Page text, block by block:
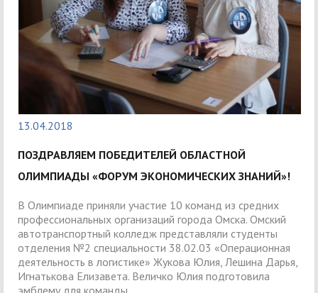
13.04.2018
ПОЗДРАВЛЯЕМ ПОБЕДИТЕЛЕЙ ОБЛАСТНОЙ
ОЛИМПИАДЫ «ФОРУМ ЭКОНОМИЧЕСКИХ ЗНАНИЙ»!
В Олимпиаде приняли участие 10 команд из средних
профессиональных организаций города Омска. Омский
автотранспортный колледж представляли студенты
отделения №2 специальности 38.02.03 «Операционная
деятельность в логистике» Жукова Юлия, Лешина Дарья,
Игнатькова Елизавета. Величко Юлия подготовила